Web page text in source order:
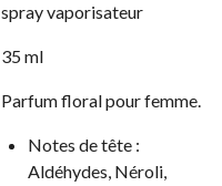
spray vaporisateur
35 ml
Parfum floral pour femme.
Notes de tête :
Aldéhydes, Néroli,